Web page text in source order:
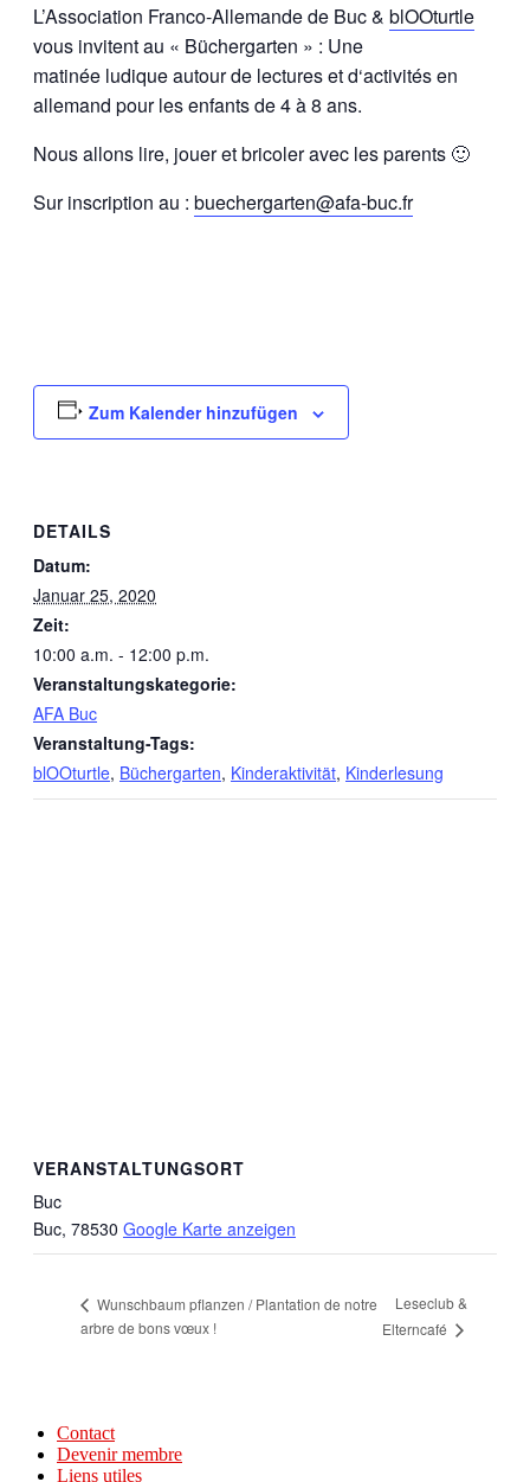
L’Association Franco-Allemande de Buc & blOOturtle
vous invitent au « Büchergarten » : Une
matinée ludique autour de lectures et d‘activités en
allemand pour les enfants de 4 à 8 ans.
Nous allons lire, jouer et bricoler avec les parents 🙂
Sur inscription au : buechergarten@afa-buc.fr
Zum Kalender hinzufügen
DETAILS
Datum:
Januar 25, 2020
Zeit:
10:00 a.m. - 12:00 p.m.
Veranstaltungskategorie:
AFA Buc
Veranstaltung-Tags:
blOOturtle, Büchergarten, Kinderaktivität, Kinderlesung
VERANSTALTUNGSORT
Buc
Buc, 78530 Google Karte anzeigen
Wunschbaum pflanzen / Plantation de notre
arbre de bons vœux !
Leseclub &
Elterncafé
Contact
Devenir membre
Liens utiles